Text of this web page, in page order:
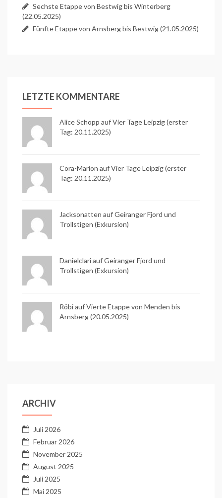
Sechste Etappe von Bestwig bis Winterberg
(22.05.2025)
Fünfte Etappe von Arnsberg bis Bestwig (21.05.2025)
LETZTE KOMMENTARE
Alice Schopp aufVier Tage Leipzig (erster
Tag: 20.11.2025)
Cora-Marion aufVier Tage Leipzig (erster
Tag: 20.11.2025)
Jacksonatten aufGeiranger Fjord und
Trollstigen (Exkursion)
Danielclari aufGeiranger Fjord und
Trollstigen (Exkursion)
Röbi aufVierte Etappe von Menden bis
Arnsberg (20.05.2025)
ARCHIV
Juli 2026
Februar 2026
November 2025
August 2025
Juli 2025
Mai 2025